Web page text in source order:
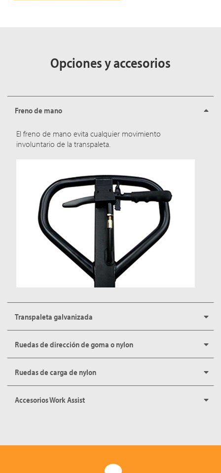
Opciones y accesorios
Freno de mano
El freno de mano evita cualquier movimiento
involuntario de la transpaleta.
Transpaleta galvanizada
Ruedas de dirección de goma o nylon
Ruedas de carga de nylon
Accesorios Work Assist